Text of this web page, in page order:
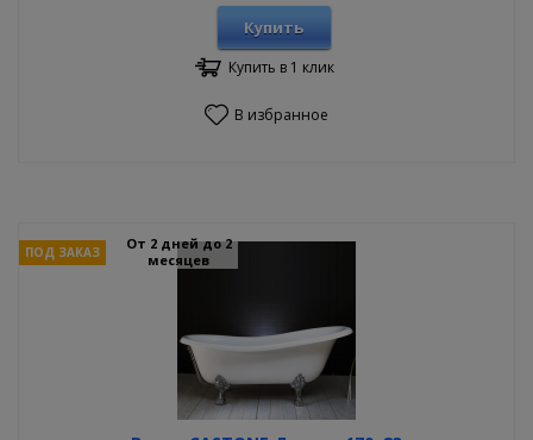
Купить
Купить в 1 клик
В избранное
ПОД ЗАКАЗ
От 2 дней до 2
месяцев